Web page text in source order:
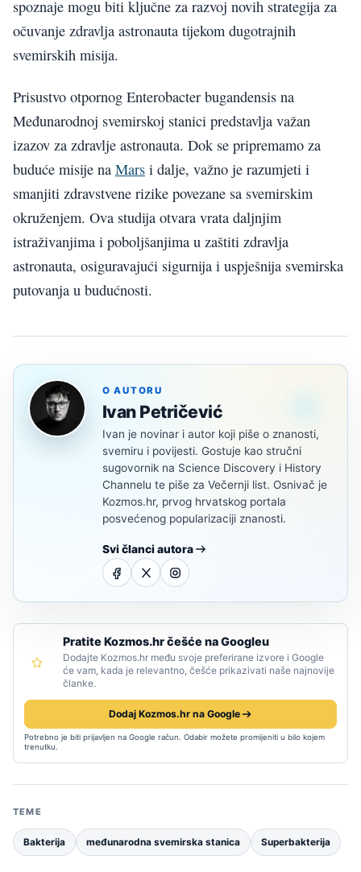
spoznaje mogu biti ključne za razvoj novih strategija za
očuvanje zdravlja astronauta tijekom dugotrajnih
svemirskih misija.
Prisustvo otpornog Enterobacter bugandensis na
Međunarodnoj svemirskoj stanici predstavlja važan
izazov za zdravlje astronauta. Dok se pripremamo za
buduće misije na Mars i dalje, važno je razumjeti i
smanjiti zdravstvene rizike povezane sa svemirskim
okruženjem. Ova studija otvara vrata daljnjim
istraživanjima i poboljšanjima u zaštiti zdravlja
astronauta, osiguravajući sigurnija i uspješnija svemirska
putovanja u budućnosti.
O AUTORU
Ivan Petričević
Ivan je novinar i autor koji piše o znanosti,
svemiru i povijesti. Gostuje kao stručni
sugovornik na Science Discovery i History
Channelu te piše za Večernji list. Osnivač je
Kozmos.hr, prvog hrvatskog portala
posvećenog popularizaciji znanosti.
Svi članci autora
Pratite Kozmos.hr češće na Googleu
Dodajte Kozmos.hr među svoje preferirane izvore i Google
će vam, kada je relevantno, češće prikazivati naše najnovije
članke.
Dodaj Kozmos.hr na Google
Potrebno je biti prijavljen na Google račun. Odabir možete promijeniti u bilo kojem
trenutku.
TEME
Bakterija međunarodna svemirska stanica Superbakterija